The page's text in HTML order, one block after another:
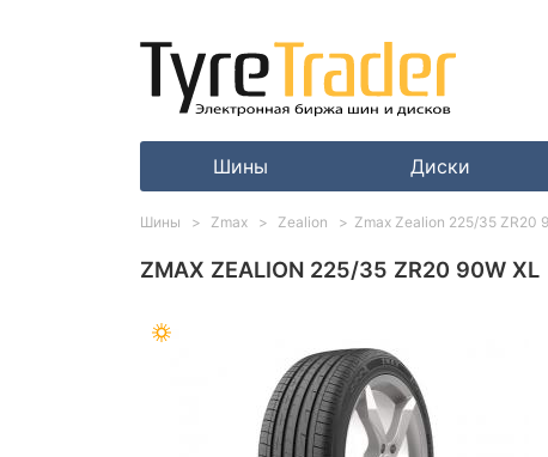
Шины Диски
ZMAX ZEALION 225/35 ZR20 90W XL
Шины Zmax Zealion Zmax Zealion 225/35 ZR20